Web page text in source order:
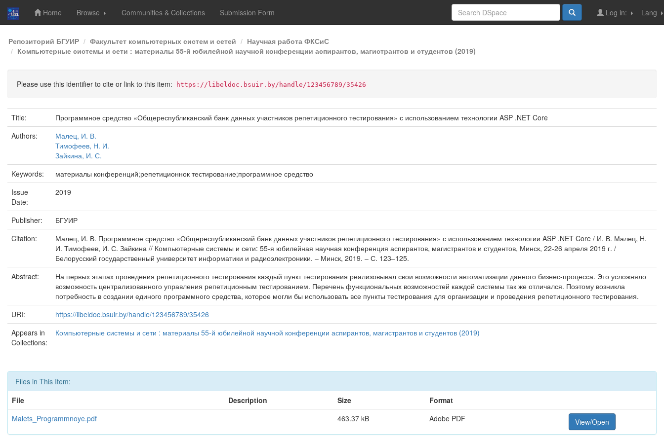
Skip
navigation
Home Browse Communities & Collections Submission Form Lang
Log in:
Репозиторий БГУИР Факультет компьютерных систем и сетей
Научная работа ФКСиС
Компьютерные системы и сети : материалы 55-й юбилейной научной конференции аспирантов, магистрантов и студентов (2019)
Please use this identifier to cite or link to this item: https://libeldoc.bsuir.by/handle/123456789/35426
Title:
Программное средство «Общереспубликанский банк данных участников репетиционного тестирования» с использованием технологии ASP .NET Core
Authors:
Малец, И. В.
Тимофеев, Н. И.
Зайкина, И. С.
Keywords:
материалы конференций;репетиционнок тестирование;программное средство
Issue
Date:
2019
Publisher:
БГУИР
Citation:
Малец, И. В. Программное средство «Общереспубликанский банк данных участников репетиционного тестирования» с использованием технологии ASP .NET Core / И. В. Малец, Н.
И. Тимофеев, И. С. Зайкина // Компьютерные системы и сети: 55-я юбилейная научная конференция аспирантов, магистрантов и студентов, Минск, 22-26 апреля 2019 г. /
Белорусский государственный университет информатики и радиоэлектроники. – Минск, 2019. – С. 123–125.
Abstract:
На первых этапах проведения репетиционного тестирования каждый пункт тестирования реализовывал свои возможности автоматизации данного бизнес-процесса. Это усложняло
возможность централизованного управления репетиционным тестированием. Перечень функциональных возможностей каждой системы так же отличался. Поэтому возникла
потребность в создании единого программного средства, которое могли бы использовать все пункты тестирования для организации и проведения репетиционного тестирования.
URI:
https://libeldoc.bsuir.by/handle/123456789/35426
Appears in
Collections:
Компьютерные системы и сети : материалы 55-й юбилейной научной конференции аспирантов, магистрантов и студентов (2019)
Files in This Item:
File
Description Size
Format
Malets_Programmnoye.pdf
463.37 kB Adobe PDF View/Open